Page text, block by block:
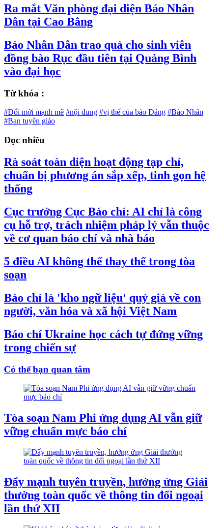
Ra mắt Văn phòng đại diện Báo Nhân
Dân tại Cao Bằng
Báo Nhân Dân trao quà cho sinh viên
đồng bào Rục đầu tiên tại Quảng Bình
vào đại học
Từ khóa :
#Đổi mới mạnh mẽ #nội dung #vị thế của báo Đảng #Báo Nhân
#Ban tuyên giáo
Đọc nhiều
Rà soát toàn diện hoạt động tạp chí,
chuẩn bị phương án sắp xếp, tinh gọn hệ
thống
Cục trưởng Cục Báo chí: AI chỉ là công
cụ hỗ trợ, trách nhiệm pháp lý vẫn thuộc
về cơ quan báo chí và nhà báo
5 điều AI không thể thay thế trong tòa
soạn
Báo chí là 'kho ngữ liệu' quý giá về con
người, văn hóa và xã hội Việt Nam
Báo chí Ukraine học cách tự đứng vững
trong chiến sự
Có thể bạn quan tâm
Tòa soạn Nam Phi ứng dụng AI vẫn giữ
vững chuẩn mực báo chí
Đẩy mạnh tuyên truyền, hưởng ứng Giải
thưởng toàn quốc về thông tin đối ngoại
lần thứ XII